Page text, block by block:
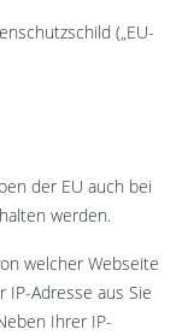
(„EU-
der EU auch bei
werden.
welcher Webseite
IP-Adresse aus Sie
Ihrer IP-